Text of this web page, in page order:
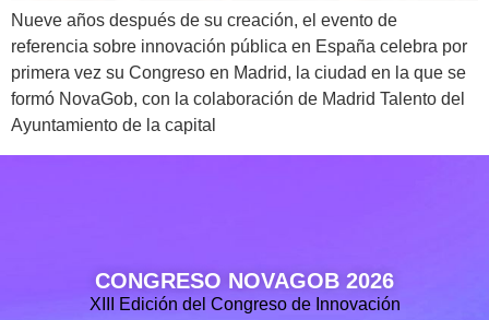
Nueve años después de su creación, el evento de
referencia sobre innovación pública en España celebra por
primera vez su Congreso en Madrid, la ciudad en la que se
formó NovaGob, con la colaboración de Madrid Talento del
Ayuntamiento de la capital
CONGRESO NOVAGOB 2026
XIII Edición del Congreso de Innovación